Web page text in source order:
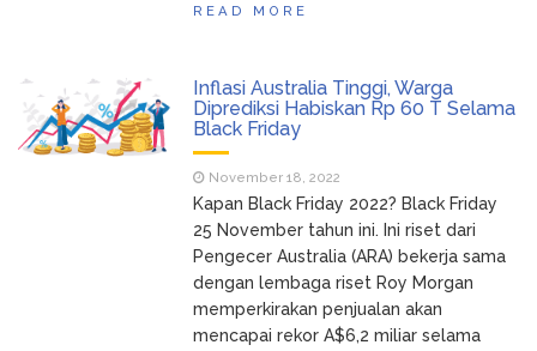
READ MORE
Inflasi Australia Tinggi, Warga
Diprediksi Habiskan Rp 60 T Selama
Black Friday
November 18, 2022
Kapan Black Friday 2022? Black Friday
25 November tahun ini. Ini riset dari
Pengecer Australia (ARA) bekerja sama
dengan lembaga riset Roy Morgan
memperkirakan penjualan akan
mencapai rekor A$6,2 miliar selama